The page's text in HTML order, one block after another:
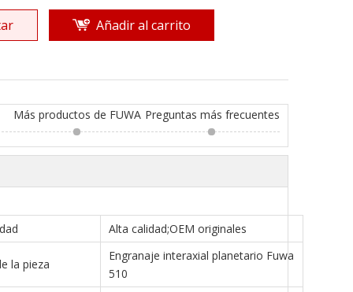
Añadir al carrito
Más productos de FUWA Preguntas más frecuentes
Alta calidad;OEM originales
la pieza
Engranaje interaxial planetario Fuwa
510